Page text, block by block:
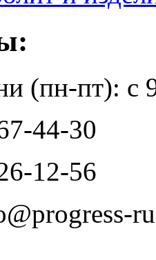
(пн-пт): с
44-30
12-56